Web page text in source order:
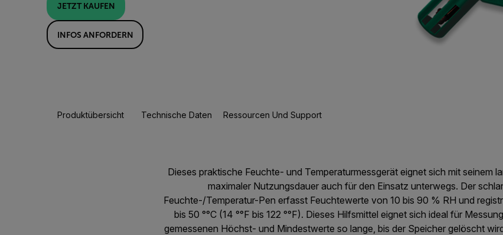
JETZT KAUFEN
INFOS ANFORDERN
Produktübersicht Technische Daten Ressourcen Und Support
Dieses praktische Feuchte- und Temperaturmessgerät eignet sich mit seinem
maximaler Nutzungsdauer auch für den Einsatz unterwegs. Der
Feuchte-/Temperatur-Pen erfasst Feuchtewerte von 10 bis 90 % RH und
bis 50 °°C (14 °°F bis 122 °°F). Dieses Hilfsmittel eignet sich ideal für
gemessenen Höchst- und Mindestwerte so lange, bis der Speicher gelöscht